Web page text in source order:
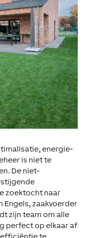
energie-
is niet te
De niet-
zoektocht naar
Engels, zaakvoerder
zijn team om alle
perfect op elkaar af
te